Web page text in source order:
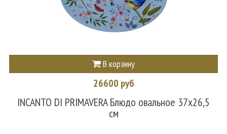
В корзину
26600 руб
INCANTO DI PRIMAVERA Блюдо овальное 37х26,5
см